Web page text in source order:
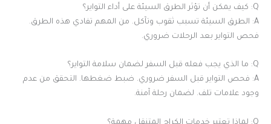
Q: كيف يمكن أن تؤثر الطرق السيئة على أداء التواير؟
A: الطرق السيئة تسبب ثقوب وتآكل. من المهم تفادي هذه الطرق.
فحص التواير بعد الرحلات ضروري.
Q: ما الذي يجب فعله قبل السفر لضمان سلامة التواير؟
A: فحص التواير قبل السفر ضروري. ضبط ضغطها. التحقق من عدم
وجود علامات تلف. لضمان رحلة آمنة.